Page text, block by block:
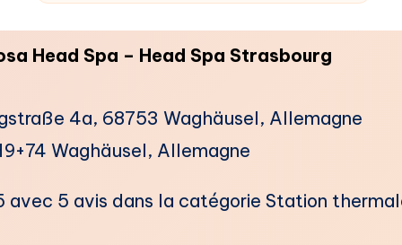
Head Spa – Head Spa Strasbourg
4a, 68753 Waghäusel, Allemagne
Waghäusel, Allemagne
avec 5 avis dans la catégorie ​Station